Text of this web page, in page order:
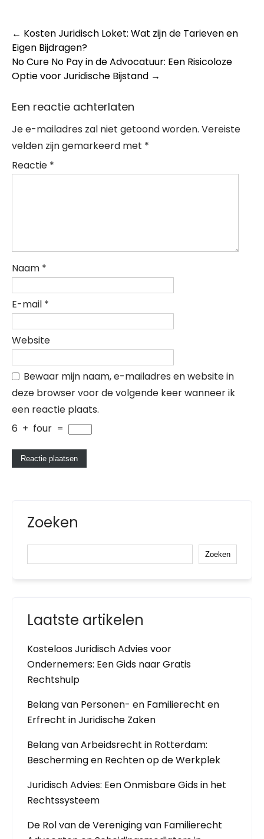
Post
navigation
← Kosten Juridisch Loket: Wat zijn de Tarieven en
Eigen Bijdragen?
No Cure No Pay in de Advocatuur: Een Risicoloze
Optie voor Juridische Bijstand →
Een reactie achterlaten
Je e-mailadres zal niet getoond worden. Vereiste
velden zijn gemarkeerd met *
Reactie *
Naam *
E-mail *
Website
Bewaar mijn naam, e-mailadres en website in
deze browser voor de volgende keer wanneer ik
een reactie plaats.
6 + four =
Zoeken
Zoeken
Laatste artikelen
Kosteloos Juridisch Advies voor
Ondernemers: Een Gids naar Gratis
Rechtshulp
Belang van Personen- en Familierecht en
Erfrecht in Juridische Zaken
Belang van Arbeidsrecht in Rotterdam:
Bescherming en Rechten op de Werkplek
Juridisch Advies: Een Onmisbare Gids in het
Rechtssysteem
De Rol van de Vereniging van Familierecht